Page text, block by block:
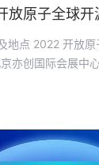
地点 2022 开放
亦创国际会展中